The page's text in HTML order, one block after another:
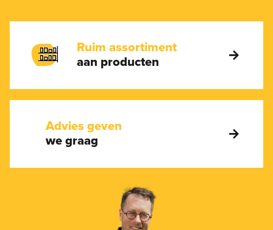
Ruim assortiment
aan producten
Advies geven
we graag